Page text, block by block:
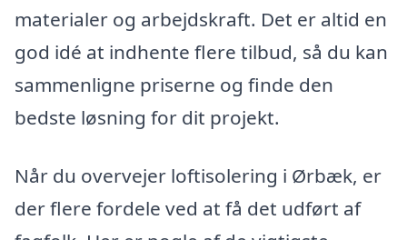
materialer og arbejdskraft. Det er altid en
god idé at indhente flere tilbud, så du kan
sammenligne priserne og finde den
bedste løsning for dit projekt.
Når du overvejer loftisolering i Ørbæk, er
der flere fordele ved at få det udført af